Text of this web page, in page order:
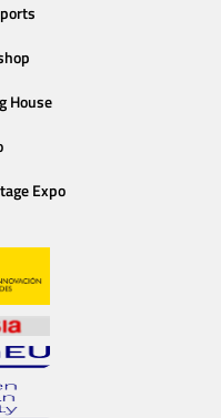
House
Expo